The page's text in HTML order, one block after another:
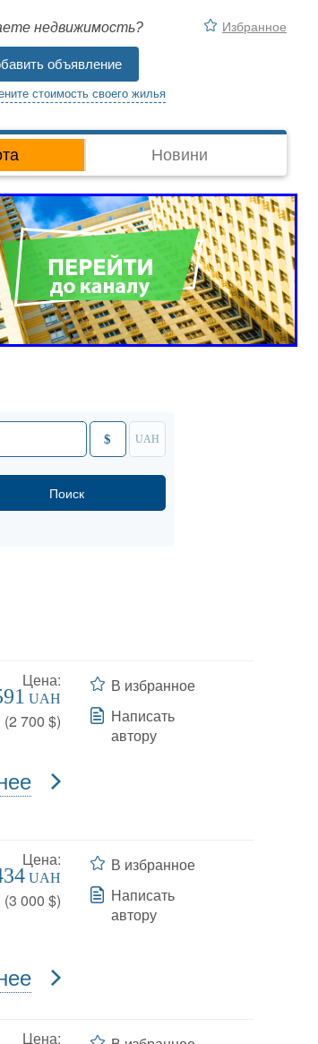
недвижимость?
объявление
стоимость своего жилья
Избранное
Новини
$ UAH
Цена:
UAH
(2 700 $)
В избранное
Написать
автору
Цена:
UAH
(3 000 $)
В избранное
Написать
автору
Цена: